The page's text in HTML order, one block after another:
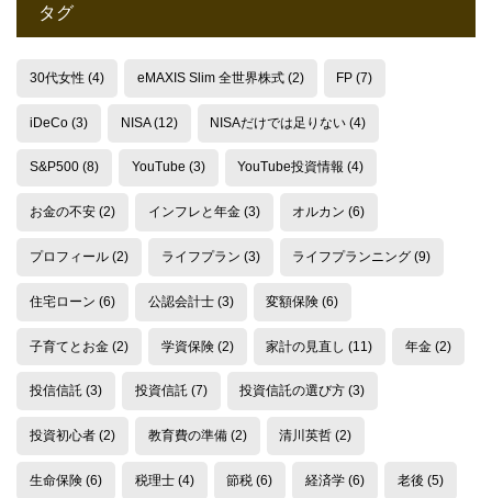
タグ
30代女性(4) eMAXIS Slim 全世界株式(2) FP (7)
iDeCo(3) NISA(12) NISAだけでは足りない (4)
S&P500(8) YouTube (3) YouTube投資情報 (4)
お金の不安(2) インフレと年金(3) オルカン (6)
プロフィール(2) ライフプラン (3) ライフプランニング (9)
住宅ローン (6) 公認会計士(3) 変額保険 (6)
子育てとお金(2) 学資保険(2) 家計の見直し (11) 年金 (2)
投信信託(3) 投資信託(7) 投資信託の選び方 (3)
投資初心者(2) 教育費の準備(2) 清川英哲 (2)
生命保険(6) 税理士(4) 節税 (6) 経済学 (6) 老後 (5)